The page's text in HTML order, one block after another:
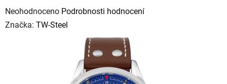
Průměrné hodnocení produktu je 0,0 z 5 hvězdiček.
Neohodnoceno Podrobnosti hodnocení
Značka: TW-Steel